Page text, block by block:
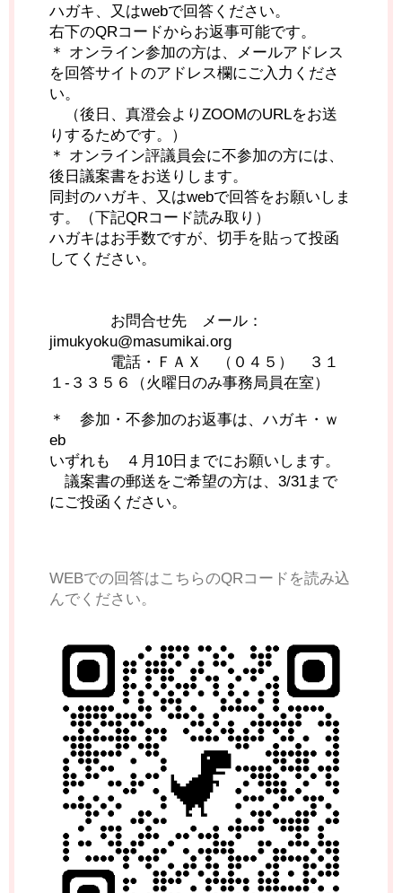
ハガキ、又はwebで回答ください。
右下のQRコードからお返事可能です。
＊ オンライン参加の方は、メールアドレス
を回答サイトのアドレス欄にご入力くださ
い。
（後日、真澄会よりZOOMのURLをお送
りするためです。）
＊ オンライン評議員会に不参加の方には、
後日議案書をお送りします。
同封のハガキ、又はwebで回答をお願いしま
す。（下記QRコード読み取り）
ハガキはお手数ですが、切手を貼って投函
してください。
お問合せ先 メール：
jimukyoku@masumikai.org
電話・ＦＡＸ （０４５） ３１
１-３３５６（火曜日のみ事務局員在室）
＊ 参加・不参加のお返事は、ハガキ・ｗ
eb
いずれも ４月10日までにお願いします。
議案書の郵送をご希望の方は、3/31まで
にご投函ください。
WEBでの回答はこちらのQRコードを読み込
んでください。